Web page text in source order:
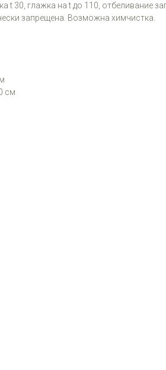
t 30, глажка на t до 110, отбеливание
запрещена. Возможна химчистка.
см